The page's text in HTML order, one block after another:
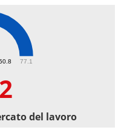
77.1
del lavoro